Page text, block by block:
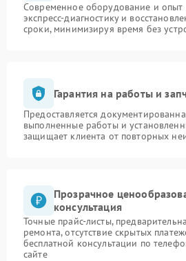
Современное оборудование и опыт
экспресс-диагностику и
сроки, минимизируя время без
Гарантия на работы и
Предоставляется
выполненные работы и
защищает клиента от повторных
Прозрачное
консультация
Точные прайс-листы,
ремонта, отсутствие скрытых
бесплатной консультации по
сайте